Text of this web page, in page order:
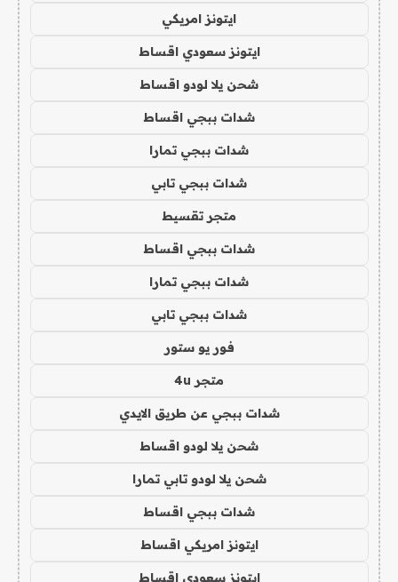
ايتونز امريكي
ايتونز سعودي اقساط
شحن يلا لودو اقساط
شدات ببجي اقساط
شدات ببجي تمارا
شدات ببجي تابي
متجر تقسيط
شدات ببجي اقساط
شدات ببجي تمارا
شدات ببجي تابي
فور يو ستور
متجر 4u
شدات ببجي عن طريق الايدي
شحن يلا لودو اقساط
شحن يلا لودو تابي تمارا
شدات ببجي اقساط
ايتونز امريكي اقساط
ايتونز سعودي اقساط